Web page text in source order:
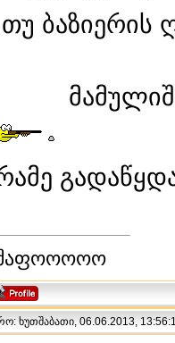
ბაზიერის
ხუთშაბათი, 06.06.2013,